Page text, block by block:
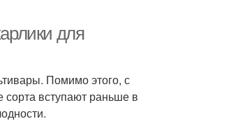
для
Помимо этого, с
сорта вступают раньше в